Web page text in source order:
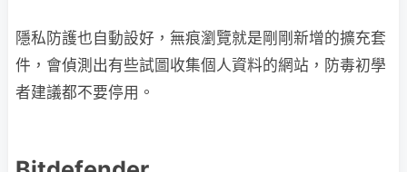
隱私防護也自動設好，無痕瀏覽就是剛剛新增的擴充套
件，會偵測出有些試圖收集個人資料的網站，防毒初學
者建議都不要停用。